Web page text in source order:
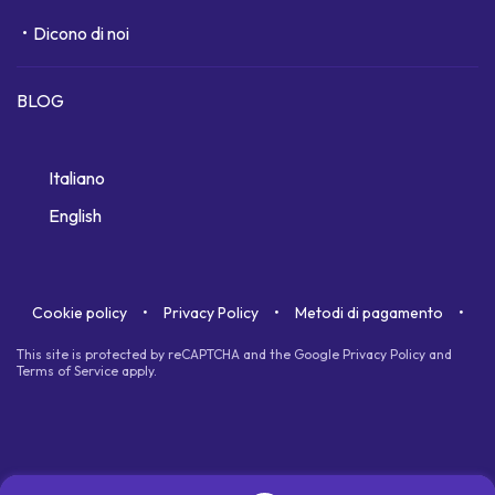
Dicono di noi
BLOG
Italiano
English
Cookie policy Privacy Policy Metodi di pagamento
This site is protected by reCAPTCHA and the Google Privacy Policy and
Terms of Service apply.